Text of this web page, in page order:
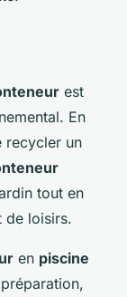
est
En
recycler un
tout en
de loisirs.
en piscine